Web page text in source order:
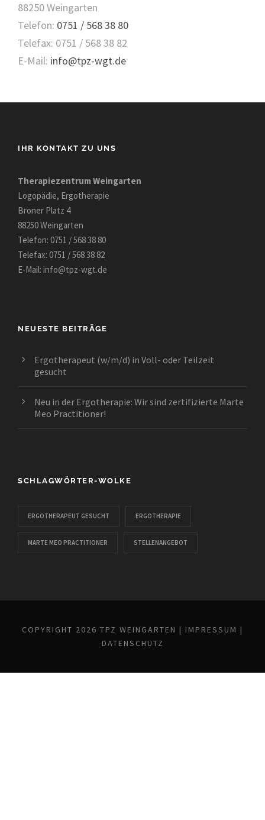
88250 Weingarten
Telefon: 0751 / 568 38 80
Telefax: 0751 / 568 38 82
E-Mail: info@tpz-wgt.de
IHR KONTAKT ZU UNS
Therapiezentrum Weingarten
Logopädie, Ergotherapie
Broner Platz 4
88250 Weingarten
Telefon: 0751 / 568 38 80
Telefax: 0751 / 568 38 82
E-Mail: info@tpz-wgt.de
NEUESTE BEITRÄGE
Ergotherapeut (w/m/d) in Voll- oder Teilzeit
gesucht
Neu in der Ergotherapie: Wir sind zertifizierte Marte
Meo Practitioner!
SCHLAGWÖRTER-WOLKE
ERGOTHERAPEUT GESUCHT ERGOTHERAPIE
MARTE MEO PRACTITIONER STELLENANGEBOT
COPYRIGHT 2026 TPZ WEINGARTEN | IMPRESSUM |
DATENSCHUTZ